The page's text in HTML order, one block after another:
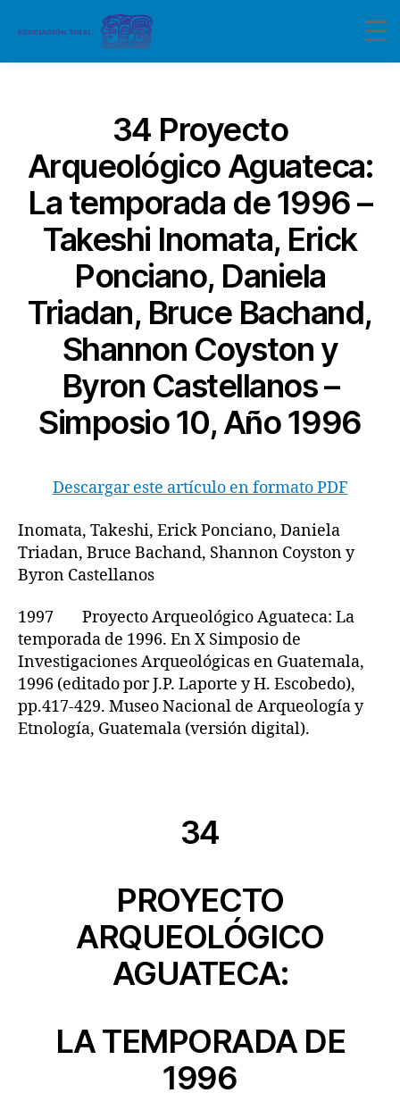
34 Proyecto
Arqueológico Aguateca:
La temporada de 1996 –
Takeshi Inomata, Erick
Ponciano, Daniela
Triadan, Bruce Bachand,
Shannon Coyston y
Byron Castellanos –
Simposio 10, Año 1996
Descargar este artículo en formato PDF
Inomata, Takeshi, Erick Ponciano, Daniela
Triadan, Bruce Bachand, Shannon Coyston y
Byron Castellanos
1997 Proyecto Arqueológico Aguateca: La
temporada de 1996. En X Simposio de
Investigaciones Arqueológicas en Guatemala,
1996 (editado por J.P. Laporte y H. Escobedo),
pp.417-429. Museo Nacional de Arqueología y
Etnología, Guatemala (versión digital).
34
PROYECTO
ARQUEOLÓGICO
AGUATECA:
LA TEMPORADA DE
1996